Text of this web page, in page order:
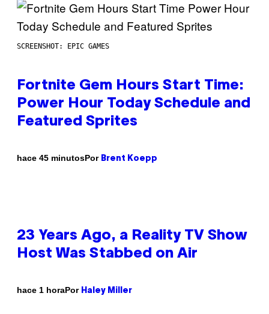
SCREENSHOT: EPIC GAMES
Fortnite Gem Hours Start Time:
Power Hour Today Schedule and
Featured Sprites
hace 45 minutosPor Brent Koepp
23 Years Ago, a Reality TV Show
Host Was Stabbed on Air
hace 1 horaPor Haley Miller